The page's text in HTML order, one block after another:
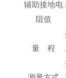
辅助接地电
阻值
量 程